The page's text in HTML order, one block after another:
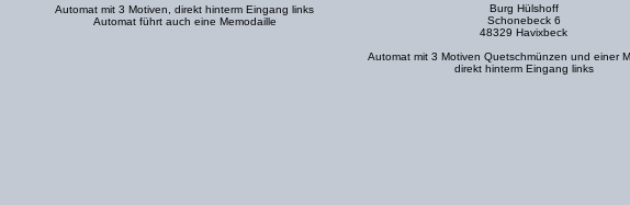
Automat mit 3 Motiven, direkt hinterm Eingang links
Automat führt auch eine Memodaille
Burg Hülshoff
Schonebeck 6
48329 Havixbeck
Automat mit 3 Motiven Quetschmünzen und einer
direkt hinterm Eingang links